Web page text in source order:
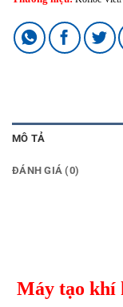
MÔ TẢ
ĐÁNH GIÁ (0)
Máy tạo khí